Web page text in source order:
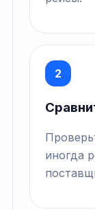
2
иногда